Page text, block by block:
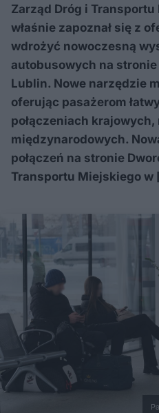
Zarząd Dróg i
właśnie zapoznał się z
wdrożyć nowoczesną
autobusowych na
Lublin. Nowe narzędzie
oferując pasażerom
połączeniach
międzynarodowych.
połączeń na stronie
Transportu Miejskiego w